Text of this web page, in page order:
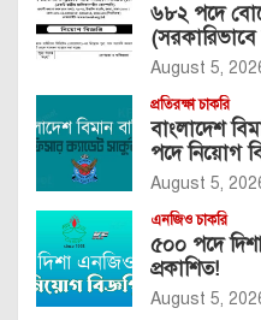
৬৮২ পদে
August 5,
প্রতিরক্ষা চাকরি
বাংলাদেশ
পদে নিয়োগ
August 5,
এনজিও চাকরি
৫০০ পদে
প্রকাশিত!
August 5,